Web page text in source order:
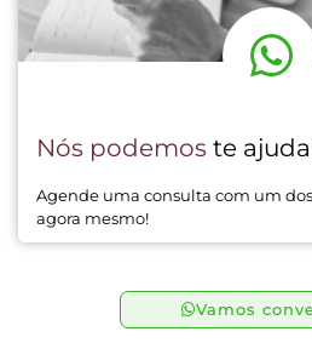
Nós podemos te
Agende uma consulta com um
agora mesmo!
Vamos